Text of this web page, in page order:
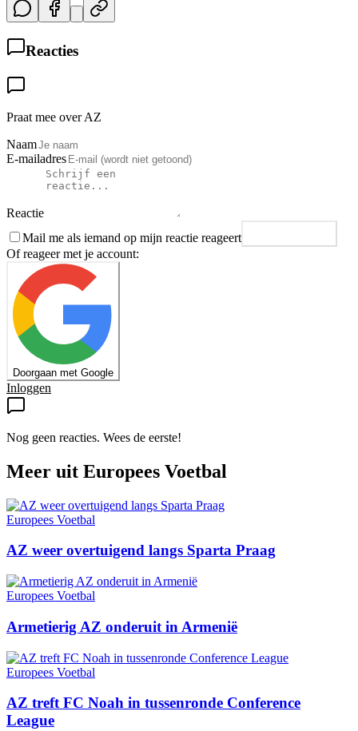
Reacties
Praat mee over AZ
Naam
E-mailadres
Reactie
Mail me als iemand op mijn reactie reageert
Of reageer met je account:
Doorgaan met Google
Inloggen
Nog geen reacties. Wees de eerste!
Meer uit Europees Voetbal
Europees Voetbal
AZ weer overtuigend langs Sparta Praag
Europees Voetbal
Armetierig AZ onderuit in Armenië
Europees Voetbal
AZ treft FC Noah in tussenronde Conference
League